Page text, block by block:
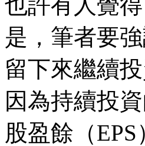
是，筆者要
留下來繼續
因為持續投
股盈餘（